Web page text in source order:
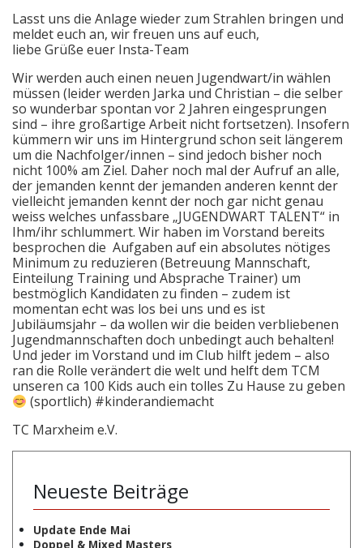
Lasst uns die Anlage wieder zum Strahlen bringen und
meldet euch an, wir freuen uns auf euch,
liebe Grüße euer Insta-Team
Wir werden auch einen neuen Jugendwart/in wählen
müssen (leider werden Jarka und Christian – die selber
so wunderbar spontan vor 2 Jahren eingesprungen
sind – ihre großartige Arbeit nicht fortsetzen). Insofern
kümmern wir uns im Hintergrund schon seit längerem
um die Nachfolger/innen – sind jedoch bisher noch
nicht 100% am Ziel. Daher noch mal der Aufruf an alle,
der jemanden kennt der jemanden anderen kennt der
vielleicht jemanden kennt der noch gar nicht genau
weiss welches unfassbare „JUGENDWART TALENT“ in
Ihm/ihr schlummert. Wir haben im Vorstand bereits
besprochen die Aufgaben auf ein absolutes nötiges
Minimum zu reduzieren (Betreuung Mannschaft,
Einteilung Training und Absprache Trainer) um
bestmöglich Kandidaten zu finden – zudem ist
momentan echt was los bei uns und es ist
Jubiläumsjahr – da wollen wir die beiden verbliebenen
Jugendmannschaften doch unbedingt auch behalten!
Und jeder im Vorstand und im Club hilft jedem – also
ran die Rolle verändert die welt und helft dem TCM
unseren ca 100 Kids auch ein tolles Zu Hause zu geben
(sportlich) #kinderandiemacht
TC Marxheim e.V.
Neueste Beiträge
Update Ende Mai
Doppel & Mixed Masters